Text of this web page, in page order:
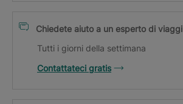
Chiedete aiuto a un esperto di viaggi
Tutti i giorni della settimana
Contattateci gratis